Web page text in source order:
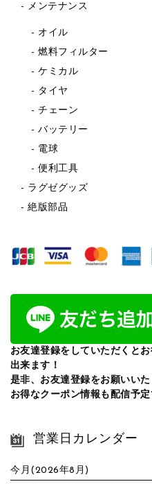
メンテナンス
オイル
燃料フィルター
ケミカル
タイヤ
チェーン
バッテリー
電球
便利工具
ラグゼグッズ
絶版部品
お友達登録をしていただくと
出来ます！
是非、お友達登録をお願いいた
お得なクーポン情報も配信予定
営業日カレンダー
今月(2026年8月)